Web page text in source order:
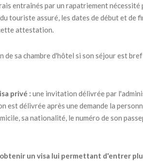
entraînés par un rapatriement nécessité
touriste assuré, les dates de début et de
attestation.
sa chambre d'hôtel si son séjour est
privé : une invitation délivrée par
est délivrée après une demande la
sa nationalité, le numéro de son
un visa lui permettant d'entrer